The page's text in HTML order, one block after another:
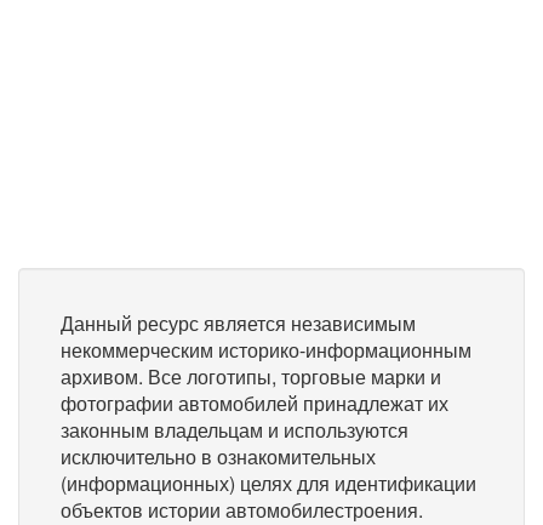
Данный ресурс является независимым
некоммерческим историко-информационным
архивом. Все логотипы, торговые марки и
фотографии автомобилей принадлежат их
законным владельцам и используются
исключительно в ознакомительных
(информационных) целях для идентификации
объектов истории автомобилестроения.